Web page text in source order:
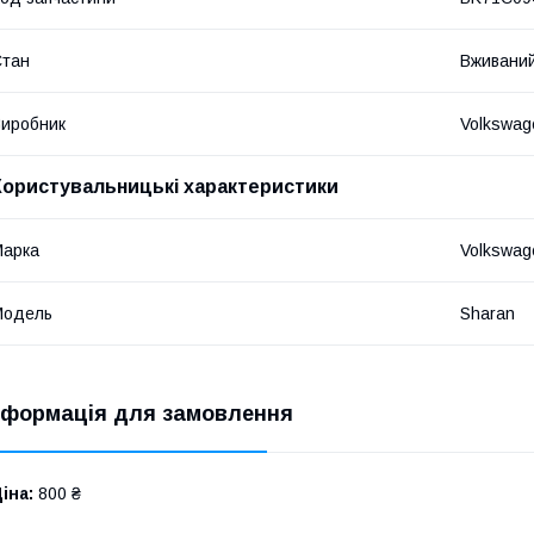
характеристики
Sharan
для замовлення
800 ₴